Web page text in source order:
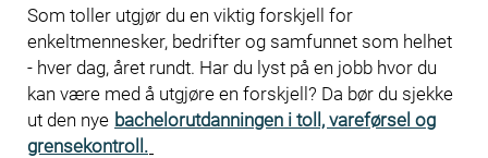
Som toller utgjør du en viktig forskjell for
enkeltmennesker, bedrifter og samfunnet som helhet
- hver dag, året rundt. Har du lyst på en jobb hvor du
kan være med å utgjøre en forskjell? Da bør du sjekke
ut den nye bachelorutdanningen i toll, vareførsel og
grensekontroll.